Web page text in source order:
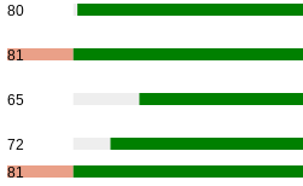
80
81
65
72
81